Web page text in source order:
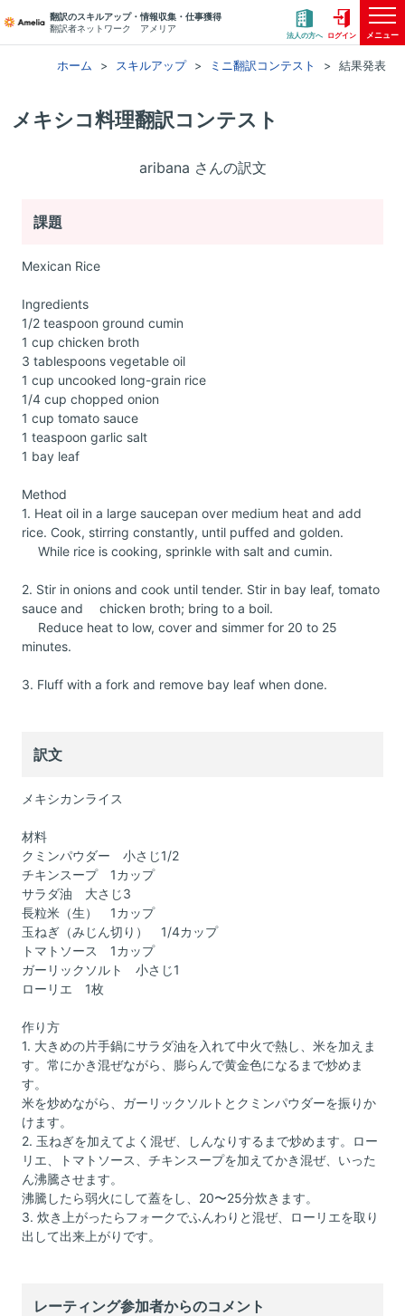
翻訳のスキルアップ・情報収集・仕事獲得
翻訳者ネットワーク アメリア
法人の方へ ログイン メニュー
ホーム スキルアップ ミニ翻訳コンテスト 結果発表
メキシコ料理翻訳コンテスト
aribana さんの訳文
課題
Mexican Rice
Ingredients
1/2 teaspoon ground cumin
1 cup chicken broth
3 tablespoons vegetable oil
1 cup uncooked long-grain rice
1/4 cup chopped onion
1 cup tomato sauce
1 teaspoon garlic salt
1 bay leaf
Method
1. Heat oil in a large saucepan over medium heat and add
rice. Cook, stirring constantly, until puffed and golden.
While rice is cooking, sprinkle with salt and cumin.
2. Stir in onions and cook until tender. Stir in bay leaf, tomato
sauce and chicken broth; bring to a boil.
Reduce heat to low, cover and simmer for 20 to 25
minutes.
3. Fluff with a fork and remove bay leaf when done.
訳文
メキシカンライス
材料
クミンパウダー 小さじ1/2
チキンスープ 1カップ
サラダ油 大さじ3
長粒米（生） 1カップ
玉ねぎ（みじん切り） 1/4カップ
トマトソース 1カップ
ガーリックソルト 小さじ1
ローリエ 1枚
作り方
1. 大きめの片手鍋にサラダ油を入れて中火で熱し、米を加えま
す。常にかき混ぜながら、膨らんで黄金色になるまで炒めま
す。
米を炒めながら、ガーリックソルトとクミンパウダーを振りか
けます。
2. 玉ねぎを加えてよく混ぜ、しんなりするまで炒めます。ロー
リエ、トマトソース、チキンスープを加えてかき混ぜ、いった
ん沸騰させます。
沸騰したら弱火にして蓋をし、20〜25分炊きます。
3. 炊き上がったらフォークでふんわりと混ぜ、ローリエを取り
出して出来上がりです。
レーティング参加者からのコメント